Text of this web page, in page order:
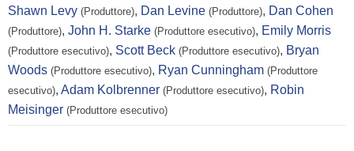
Shawn Levy (Produttore), Dan Levine (Produttore), Dan Cohen
(Produttore), John H. Starke (Produttore esecutivo), Emily Morris
(Produttore esecutivo), Scott Beck (Produttore esecutivo), Bryan
Woods (Produttore esecutivo), Ryan Cunningham (Produttore
esecutivo), Adam Kolbrenner (Produttore esecutivo), Robin
Meisinger (Produttore esecutivo)